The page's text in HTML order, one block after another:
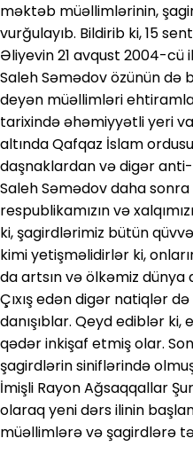
məktəb müəllimlərinin,
vurğulayıb. Bildirib ki, 15
Əliyevin 21 avqust 2004-cü
Saleh Səmədov özünün
deyən müəllimləri ehtiramla
tarixində əhəmiyyətli yeri
altında Qafqaz İslam
daşnaklardan və digər
Saleh Səmədov daha
respublikamızın və
ki, şagirdlərimiz bütün
kimi yetişməlidirlər ki,
da artsın və ölkəmiz
Çıxış edən digər natiqlər
danışıblar. Qeyd ediblər
qədər inkişaf etmiş olar.
şagirdlərin siniflərində
İmişli Rayon Ağsaqqallar
olaraq yeni dərs ilinin
müəllimlərə və şagirdlərə